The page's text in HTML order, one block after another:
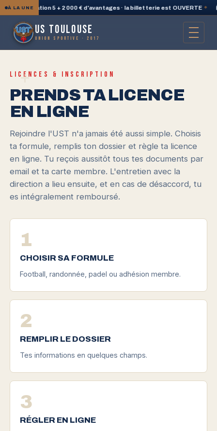
À LA UNE
PlayStation 5 + 2 000 € d'avantages · la billetterie est OUVERTE ◆ 🛍️
US TOULOUSE
UNION SPORTIVE · 2017
+
LICENCES & INSCRIPTION
PRENDS TA LICENCE
EN LIGNE
Rejoindre l'UST n'a jamais été aussi simple. Choisis
ta formule, remplis ton dossier et règle ta licence
en ligne. Tu reçois aussitôt tous tes documents par
email et ta carte membre. L'entretien avec la
direction a lieu ensuite, et en cas de désaccord, tu
es intégralement remboursé.
1
CHOISIR SA FORMULE
Football, randonnée, padel ou adhésion membre.
2
REMPLIR LE DOSSIER
Tes informations en quelques champs.
3
RÉGLER EN LIGNE